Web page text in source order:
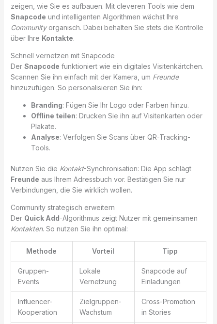
zeigen, wie Sie es aufbauen. Mit cleveren Tools wie dem
Snapcode und intelligenten Algorithmen wächst Ihre
Communityorganisch. Dabei behalten Sie stets die Kontrolle
über Ihre Kontakte.
Schnell vernetzen mit Snapcode
Der Snapcode funktioniert wie ein digitales Visitenkärtchen.
Scannen Sie ihn einfach mit der Kamera, um Freunde
hinzuzufügen. So personalisieren Sie ihn:
Branding: Fügen Sie Ihr Logo oder Farben hinzu.
Offline teilen: Drucken Sie ihn auf Visitenkarten oder
Plakate.
Analyse: Verfolgen Sie Scans über QR-Tracking-
Tools.
Nutzen Sie die Kontakt-Synchronisation: Die App schlägt
Freunde aus Ihrem Adressbuch vor. Bestätigen Sie nur
Verbindungen, die Sie wirklich wollen.
Community strategisch erweitern
Der Quick Add-Algorithmus zeigt Nutzer mit gemeinsamen
Kontakten. So nutzen Sie ihn optimal:
Methode Vorteil Tipp
Gruppen-
Events
Lokale
Vernetzung
Snapcode auf
Einladungen
Influencer-
Kooperation
Zielgruppen-
Wachstum
Cross-Promotion
in Stories